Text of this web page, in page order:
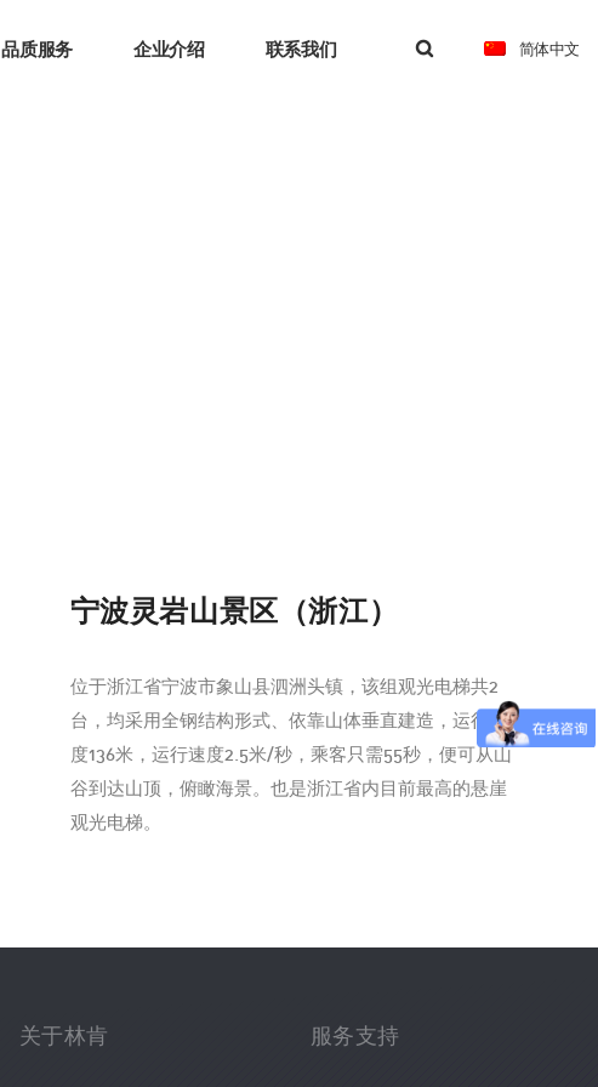
简体中文
品质服务 企业介绍 联系我们
宁波灵岩山景区（浙江）
位于浙江省宁波市象山县泗洲头镇，该组观光电梯共2
台，均采用全钢结构形式、依靠山体垂直建造，运行高
度136米，运行速度2.5米/秒，乘客只需55秒，便可从山
谷到达山顶，俯瞰海景。也是浙江省内目前最高的悬崖
观光电梯。
关于林肯 服务支持